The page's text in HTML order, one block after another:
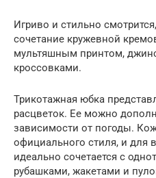
Игриво и стильно
сочетание кружевной
мультяшным принтом,
кроссовками.
Трикотажная юбка
расцветок. Ее можно
зависимости от погоды.
официального стиля, и для
идеально сочетается с
рубашками, жакетами и